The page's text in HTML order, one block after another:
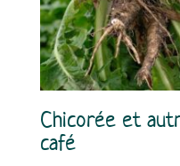
Chicorée et
café